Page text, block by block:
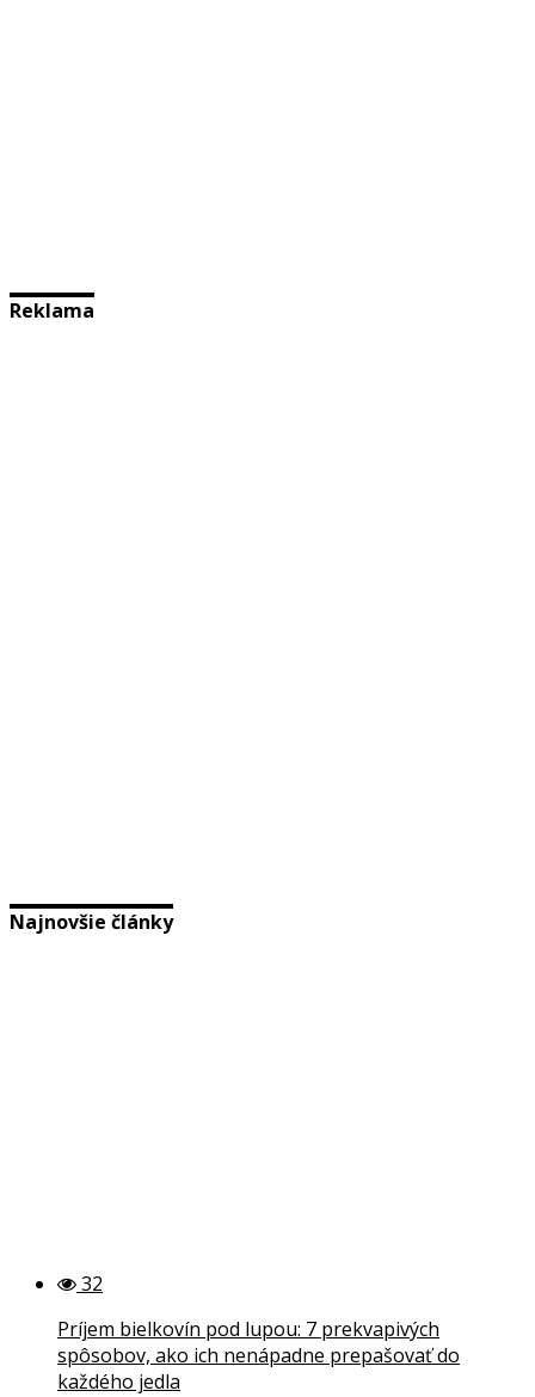
Reklama
Najnovšie články
32
Príjem bielkovín pod lupou: 7 prekvapivých
spôsobov, ako ich nenápadne prepašovať do
každého jedla